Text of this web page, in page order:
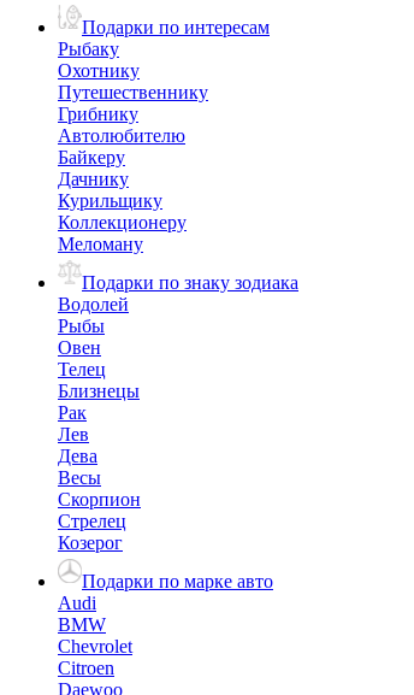
Подарки по интересам
Рыбаку
Охотнику
Путешественнику
Грибнику
Автолюбителю
Байкеру
Дачнику
Курильщику
Коллекционеру
Меломану
Подарки по знаку зодиака
Водолей
Рыбы
Овен
Телец
Близнецы
Рак
Лев
Дева
Весы
Скорпион
Стрелец
Козерог
Подарки по марке авто
Audi
BMW
Chevrolet
Citroen
Daewoo